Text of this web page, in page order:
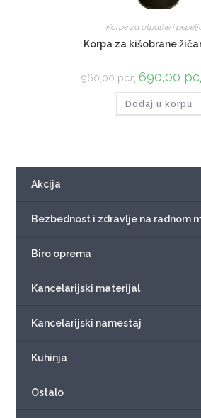
Korpe za otpatke i
Korpa za kišobrane
960,00рсд 690,00
Dodaj u korpu
Akcija
Bezbednost i zdravlje na radnom
Biro oprema
Kancelarijski materijal
Kancelarijski namestaj
Kuhinja
Ostalo